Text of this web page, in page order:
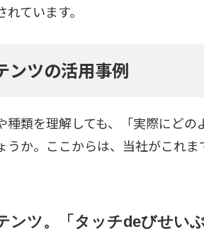
ています。
ンツの活用事例
類を理解しても、「実際にど
うか。ここからは、当社がこれ
ツ。「タッチdeびせいぶ